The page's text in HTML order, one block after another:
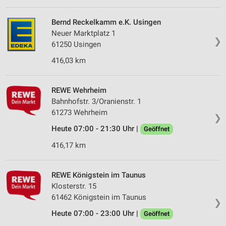
❯
Bernd Reckelkamm e.K. Usingen
Neuer Marktplatz 1
61250 Usingen
416,03 km
❯
REWE Wehrheim
Bahnhofstr. 3/Oranienstr. 1
61273 Wehrheim
Heute 07:00 - 21:30 Uhr |
Geöffnet
416,17 km
❯
REWE Königstein im Taunus
Klosterstr. 15
61462 Königstein im Taunus
Heute 07:00 - 23:00 Uhr |
Geöffnet